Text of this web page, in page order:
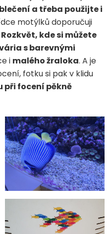
a třeba použijte i
motýlků doporučuji
kde si můžete
s barevnými
i malého žraloka. A je
fotku si pak v klidu
při focení pěkně